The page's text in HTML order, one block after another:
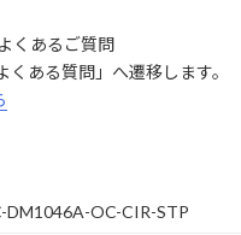
くあるご質問
ある質問」へ遷移します。
DM1046A-OC-CIR-STP